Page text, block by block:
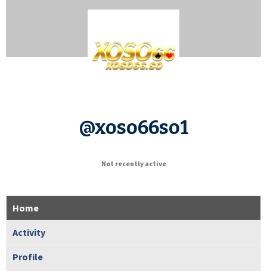
@xoso66so1
Not recently active
Home
Activity
Profile